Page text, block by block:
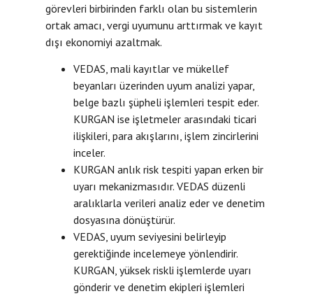
görevleri birbirinden farklı olan bu sistemlerin
ortak amacı, vergi uyumunu arttırmak ve kayıt
dışı ekonomiyi azaltmak.
VEDAS, mali kayıtlar ve mükellef
beyanları üzerinden uyum analizi yapar,
belge bazlı şüpheli işlemleri tespit eder.
KURGAN ise işletmeler arasındaki ticari
ilişkileri, para akışlarını, işlem zincirlerini
inceler.
KURGAN anlık risk tespiti yapan erken bir
uyarı mekanizmasıdır. VEDAS düzenli
aralıklarla verileri analiz eder ve denetim
dosyasına dönüştürür.
VEDAS, uyum seviyesini belirleyip
gerektiğinde incelemeye yönlendirir.
KURGAN, yüksek riskli işlemlerde uyarı
gönderir ve denetim ekipleri işlemleri